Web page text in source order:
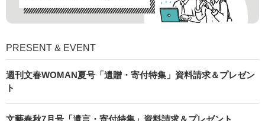
PRESENT & EVENT
週刊文春WOMAN夏号「遺贈・寄付特集」資料請求＆プレゼン
ト
文藝春秋7月号「遺言・寄付特集」資料請求＆プレゼント